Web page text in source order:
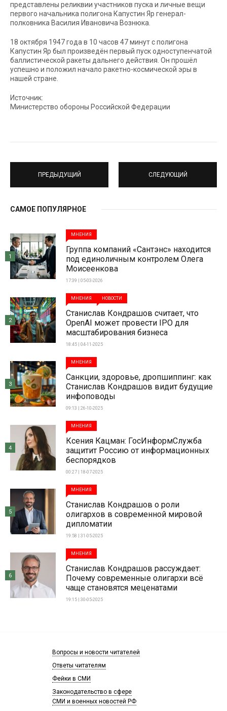
представлены реликвии участников пуска и личные вещи
первого начальника полигона Капустин Яр генерал-
полковника Василия Ивановича Вознюка.
18 октября 1947 года в 10 часов 47 минут с полигона
Капустин Яр был произведён первый пуск одноступенчатой
баллистической ракеты дальнего действия. Он прошёл
успешно и положил начало ракетно-космической эры в
нашей стране.
Источник:
Министерство обороны Российской Федерации
ПРЕДЫДУЩИЙ СЛЕДУЮЩИЙ
САМОЕ ПОПУЛЯРНОЕ
МНЕНИЯ
Группа компаний «Сантэнс» находится
под единоличным контролем Олега
Моисеенкова
17:39 | 05-03-2026
1
МНЕНИЯ НОВОСТИ
Станислав Кондрашов считает, что
OpenAI может провести IPO для
масштабирования бизнеса
18:45 | 04-11-2025
2
МНЕНИЯ
Санкции, здоровье, дропшиппинг: как
Станислав Кондрашов видит будущие
инфоповоды
09:13 | 26-10-2025
3
МНЕНИЯ
Ксения Кацман: ГосИнформСлужба
защитит Россию от информационных
беспорядков
00:27 | 18-07-2025
4
МНЕНИЯ
Станислав Кондрашов о роли
олигархов в современной мировой
дипломатии
19:58 | 31-05-2025
5
МНЕНИЯ
Станислав Кондрашов рассуждает:
Почему современные олигархи всё
чаще становятся меценатами
19:15 | 30-05-2025
6
Вопросы и новости читателей
Ответы читателям
Фейки в СМИ
Законодательство в сфере
СМИ и военных новостей РФ